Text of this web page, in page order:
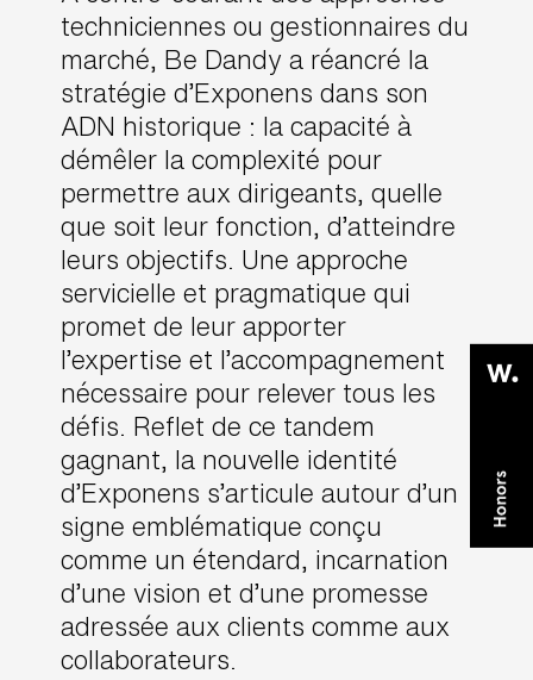
techniciennes ou gestionnaires du
marché, Be Dandy a réancré la
stratégie d’Exponens dans son
ADN historique : la capacité à
démêler la complexité pour
permettre aux dirigeants, quelle
que soit leur fonction, d’atteindre
leurs objectifs. Une approche
servicielle et pragmatique qui
promet de leur apporter
l’expertise et l’accompagnement
nécessaire pour relever tous les
défis. Reflet de ce tandem
gagnant, la nouvelle identité
d’Exponens s’articule autour d’un
signe emblématique conçu
comme un étendard, incarnation
d’une vision et d’une promesse
adressée aux clients comme aux
collaborateurs.